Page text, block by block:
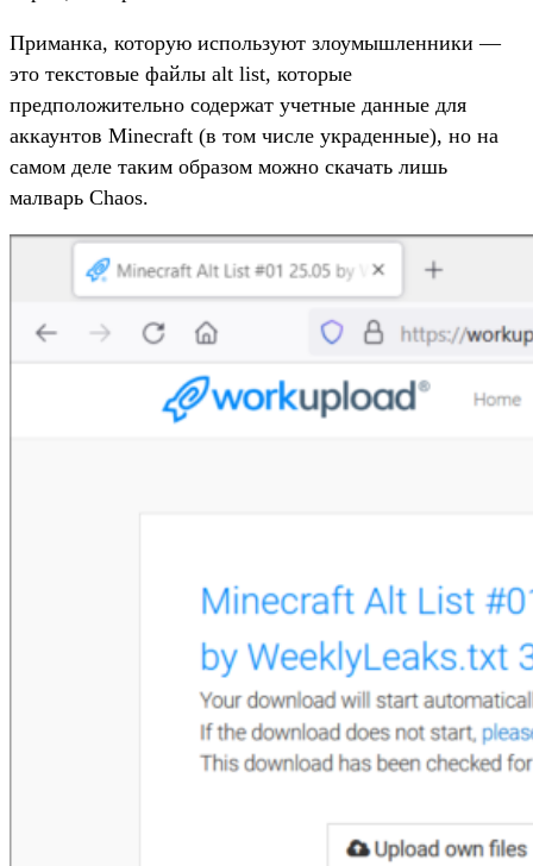
Приманка, которую используют злоумышленники —
это текстовые файлы alt list, которые
предположительно содержат учетные данные для
аккаунтов Minecraft (в том числе украденные), но на
самом деле таким образом можно скачать лишь
малварь Chaos.